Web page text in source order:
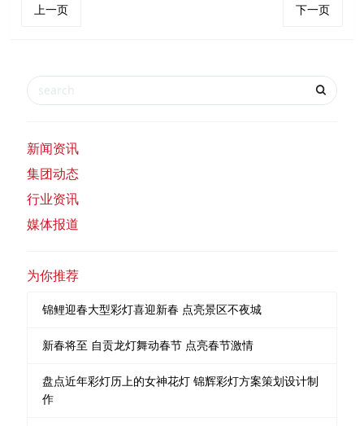
上一页 下一页
新闻资讯
集团动态
行业资讯
媒体报道
为你推荐
锦鲤迎春大型彩灯喜迎新春 点亮景区不夜城
新春将至 自贡龙灯舞动春节 点亮春节激情
盘点近年彩灯历上的女神花灯 锦辉彩灯方案策划设计制
作